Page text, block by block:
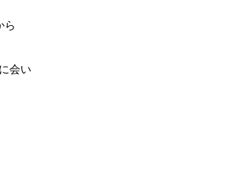
ら
会い